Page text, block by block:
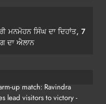
ਮਨਮੋਹਨ ਸਿੰਘ ਦਾ ਦਿਹਾਂਤ, 7
ਦਾ ਐਲਾਨ
up match: Ravindra
lead visitors to victory -